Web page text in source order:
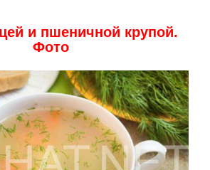
и пшеничной крупой.
Фото